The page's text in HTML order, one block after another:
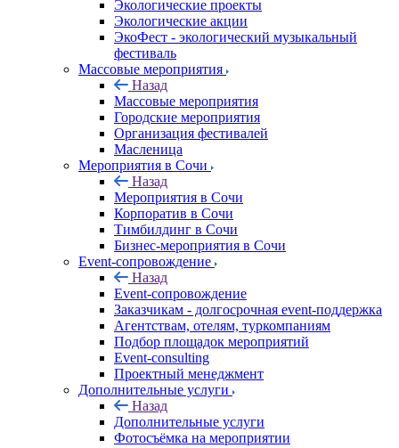
Экологические проекты
Экологические акции
ЭкоФест - экологический музыкальный
фестиваль
Массовые мероприятия
Назад
Массовые мероприятия
Городские мероприятия
Организация фестивалей
Масленица
Мероприятия в Сочи
Назад
Мероприятия в Сочи
Корпоратив в Сочи
Тимбилдинг в Сочи
Бизнес-мероприятия в Сочи
Event-сопровождение
Назад
Event-сопровождение
Заказчикам - долгосрочная event-поддержка
Агентствам, отелям, туркомпаниям
Подбор площадок мероприятий
Event-consulting
Проектный менеджмент
Дополнительные услуги
Назад
Дополнительные услуги
Фотосъёмка на мероприятии